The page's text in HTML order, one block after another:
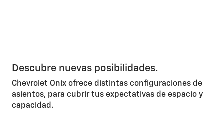
Descubre nuevas posibilidades.
Chevrolet Onix ofrece distintas configuraciones de
asientos, para cubrir tus expectativas de espacio y
capacidad.